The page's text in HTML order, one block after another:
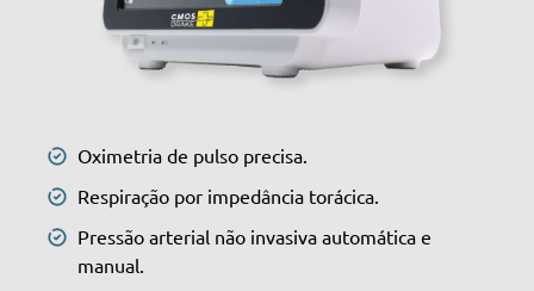
Oximetria de pulso precisa.
Respiração por impedância torácica.
Pressão arterial não invasiva automática e
manual.